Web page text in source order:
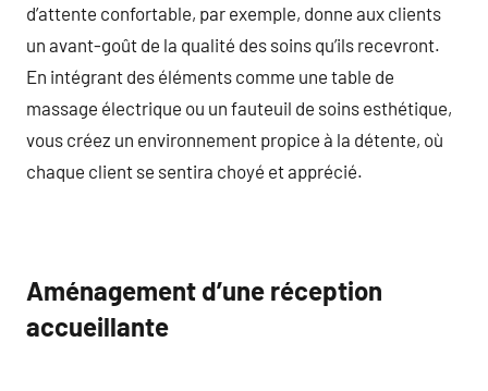
d’attente confortable, par exemple, donne aux clients
un avant-goût de la qualité des soins qu’ils recevront.
En intégrant des éléments comme une table de
massage électrique ou un fauteuil de soins esthétique,
vous créez un environnement propice à la détente, où
chaque client se sentira choyé et apprécié.
Aménagement d’une réception
accueillante